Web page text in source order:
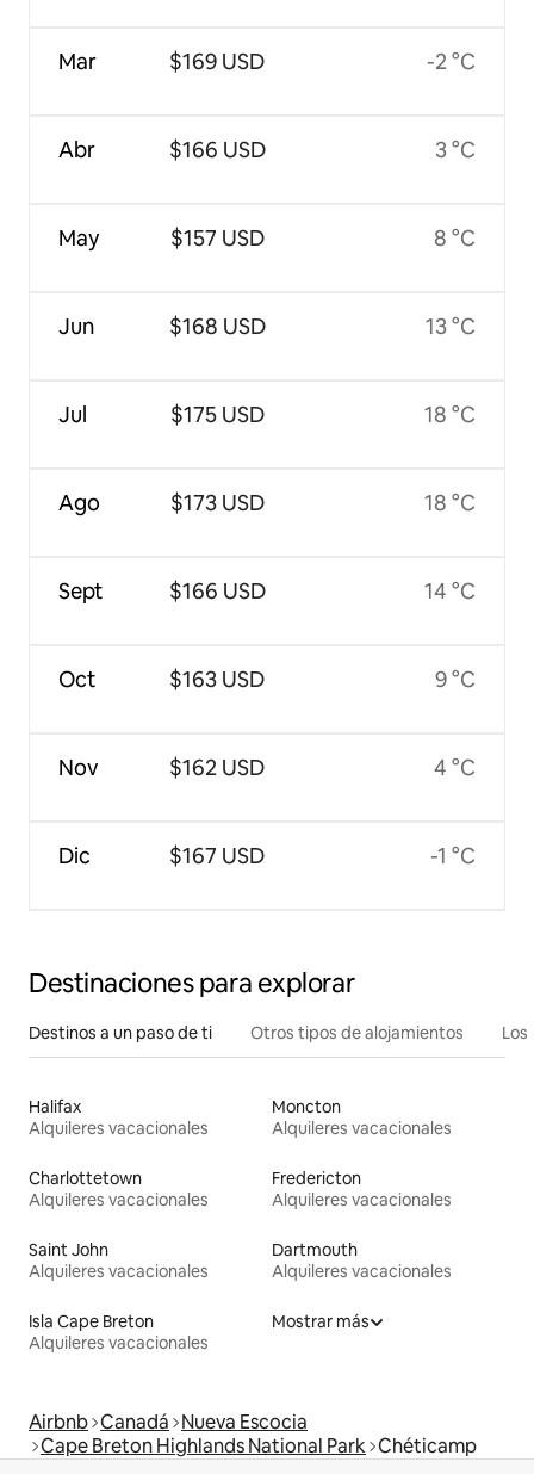
Mar
Abr
May
Jun
Jul
Ago
Sept
Oct
Nov
Dic
$169 USD
$166 USD
$157 USD
$168 USD
$175 USD
$173 USD
$166 USD
$163 USD
$162 USD
$167 USD
-2 °C
3 °C
8 °C
13 °C
18 °C
18 °C
14 °C
9 °C
4 °C
-1 °C
Destinaciones para explorar
Destinos a un paso de ti Otros tipos de alojamientos
Halifax
Alquileres vacacionales
Moncton
Alquileres vacacionales
Charlottetown
Alquileres vacacionales
Fredericton
Alquileres vacacionales
Saint John
Alquileres vacacionales
Dartmouth
Alquileres vacacionales
Isla Cape Breton
Alquileres vacacionales
Mostrar más
Airbnb Canadá Nueva Escocia
Cape Breton Highlands National Park Chéticamp